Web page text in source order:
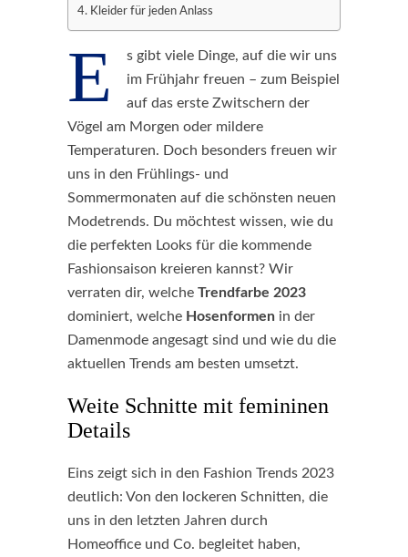
Kleider für jeden Anlass
E
s gibt viele Dinge, auf die wir uns
im Frühjahr freuen – zum Beispiel
auf das erste Zwitschern der
Vögel am Morgen oder mildere
Temperaturen. Doch besonders freuen wir
uns in den Frühlings- und
Sommermonaten auf die schönsten neuen
Modetrends. Du möchtest wissen, wie du
die perfekten Looks für die kommende
Fashionsaison kreieren kannst? Wir
verraten dir, welche Trendfarbe 2023
dominiert, welche Hosenformen in der
Damenmode angesagt sind und wie du die
aktuellen Trends am besten umsetzt.
Weite Schnitte mit femininen
Details
Eins zeigt sich in den Fashion Trends 2023
deutlich: Von den lockeren Schnitten, die
uns in den letzten Jahren durch
Homeoffice und Co. begleitet haben,